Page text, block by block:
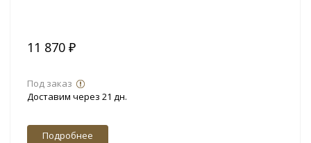
11 870 ₽
Под заказ
Доставим через 21 дн.
Подробнее